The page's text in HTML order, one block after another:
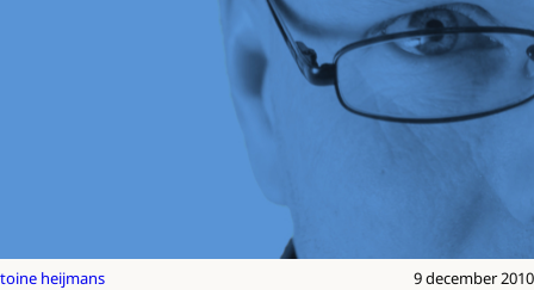
toine heijmans 9 december 2010